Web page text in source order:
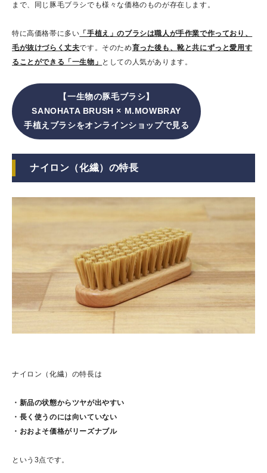
まで、同じ豚毛ブラシでも様々な価格のものが存在します。
特に高価格帯に多い 「手植え」のブラシは職人が手作業で作っており、
毛が抜けづらく丈夫です。そのため育った後も、靴と共にずっと愛用す
ることができる「一生物」 としての人気があります。
【一生物の豚毛ブラシ】
SANOHATA BRUSH × M.MOWBRAY
手植えブラシをオンラインショップで見る
ナイロン（化繊）の特長
ナイロン（化繊）の特長は
・新品の状態からツヤが出やすい
・長く使うのには向いていない
・おおよそ価格がリーズナブル
という3点です。